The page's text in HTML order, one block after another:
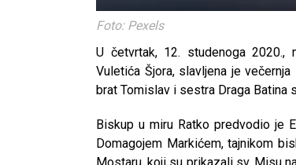
Foto: Pexels
U četvrtak, 12. studenoga 2020.,
Vuletića Šjora, slavljena je
brat Tomislav i sestra Draga Batina
Biskup u miru Ratko predvodio je
Domagojem Markićem, tajnikom